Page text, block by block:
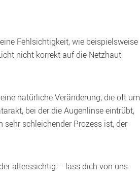
Fehlsichtigkeit, wie beispielsweise
nicht korrekt auf die Netzhaut
natürliche Veränderung, die oft um
bei der die Augenlinse eintrübt,
schleichender Prozess ist, der
alterssichtig – lass dich von uns